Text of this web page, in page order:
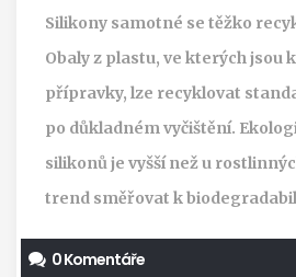
Silikony samotné se těžko
Obaly z plastu, ve kterých jsou
přípravky, lze recyklovat
po důkladném vyčištění.
silikonů je vyšší než u
trend směřovat k
0 Komentáře